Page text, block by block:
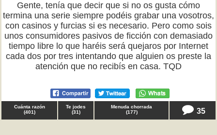
Gente, tenía que decir que si no os gusta cómo
termina una serie siempre podéis grabar una vosotros,
con casinos y furcias si es necesario. Pero como sois
unos consumidores pasivos de ficción con demasiado
tiempo libre lo que haréis será quejaros por Internet
cada dos por tres intentando que alguien os preste la
atención que no recibís en casa. TQD
Cuánta razón
(401)
Te jodes
(31)
Menuda chorrada
(177) 35